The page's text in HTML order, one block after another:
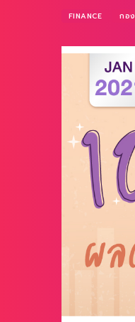
FINANCE กอ